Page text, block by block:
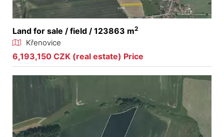
Land for sale / field / 123863 m2
Křenovice
6,193,150 CZK (real estate) Price